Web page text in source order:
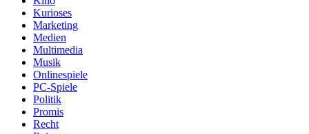
Kurioses
Marketing
Medien
Multimedia
Musik
Onlinespiele
PC-Spiele
Politik
Promis
Recht